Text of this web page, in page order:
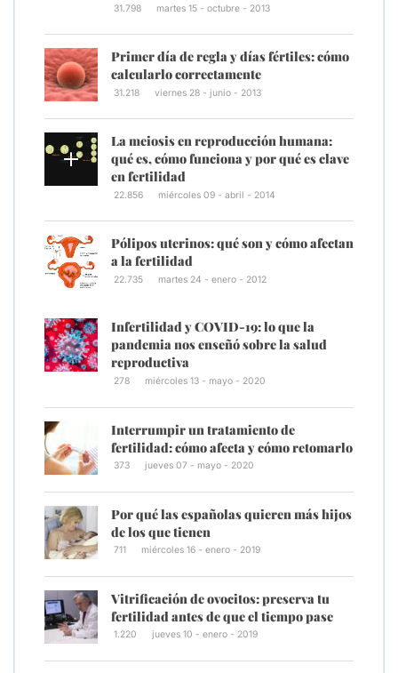
31.798 martes 15 - octubre - 2013
Primer día de regla y días fértiles: cómo
calcularlo correctamente
31.218 viernes 28 - junio - 2013
La meiosis en reproducción humana:
qué es, cómo funciona y por qué es clave
en fertilidad
22.856 miércoles 09 - abril - 2014
Pólipos uterinos: qué son y cómo afectan
a la fertilidad
22.735 martes 24 - enero - 2012
Infertilidad y COVID-19: lo que la
pandemia nos enseñó sobre la salud
reproductiva
278 miércoles 13 - mayo - 2020
Interrumpir un tratamiento de
fertilidad: cómo afecta y cómo retomarlo
373 jueves 07 - mayo - 2020
Por qué las españolas quieren más hijos
de los que tienen
711 miércoles 16 - enero - 2019
Vitrificación de ovocitos: preserva tu
fertilidad antes de que el tiempo pase
1.220 jueves 10 - enero - 2019